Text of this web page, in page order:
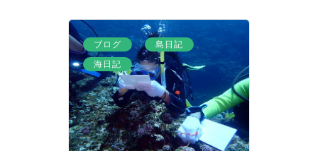
ブログ 、 島日記 、
海日記